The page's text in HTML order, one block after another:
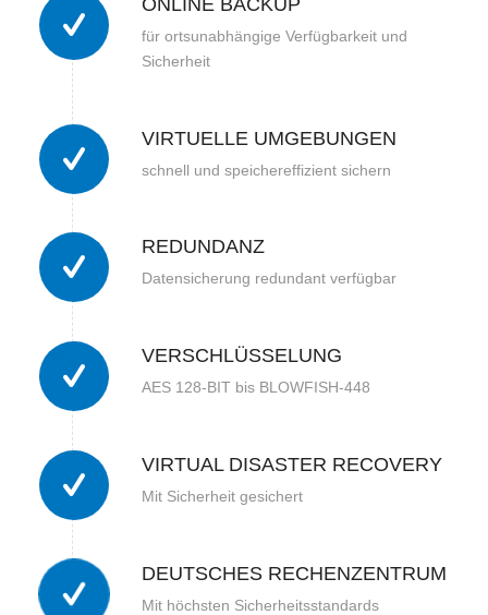
für ortsunabhängige Verfügbarkeit und
Sicherheit
VIRTUELLE UMGEBUNGEN
schnell und speichereffizient sichern
REDUNDANZ
Datensicherung redundant verfügbar
VERSCHLÜSSELUNG
AES 128-BIT bis BLOWFISH-448
VIRTUAL DISASTER RECOVERY
Mit Sicherheit gesichert
DEUTSCHES RECHENZENTRUM
Mit höchsten Sicherheitsstandards